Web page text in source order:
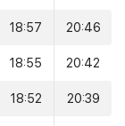
18:57 20:46
18:55 20:42
18:52 20:39